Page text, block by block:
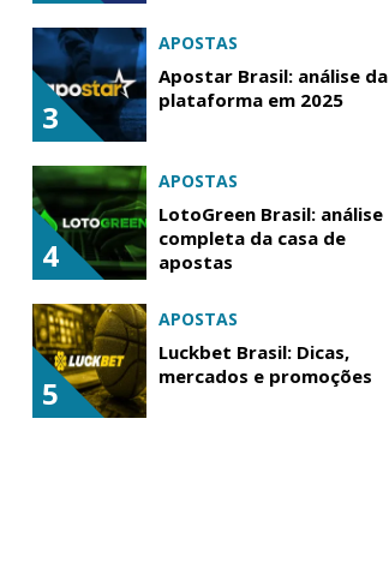
3
APOSTAS
Apostar Brasil: análise da
plataforma em 2025
4
APOSTAS
LotoGreen Brasil: análise
completa da casa de
apostas
5
APOSTAS
Luckbet Brasil: Dicas,
mercados e promoções